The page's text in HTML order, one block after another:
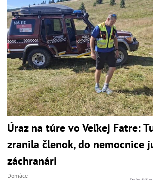
Úraz na túre vo Veľkej Fatre:
zranila členok, do nemocnice
záchranári
Domáce